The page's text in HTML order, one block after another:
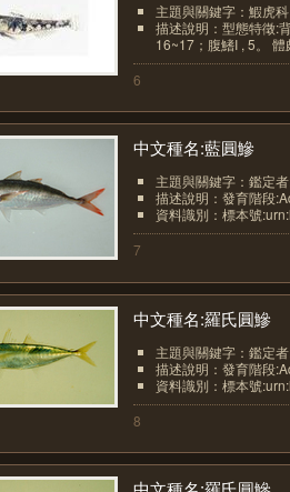
主題與關鍵字：鰕虎科
描述說明：型態特徵:
16~17；腹鰭I , 5。 體
6
中文種名:藍圓鰺
主題與關鍵字：鑑定
描述說明：發育階段
資料識別：標本號
7
中文種名:羅氏圓鰺
主題與關鍵字：鑑定
描述說明：發育階段
資料識別：標本號
8